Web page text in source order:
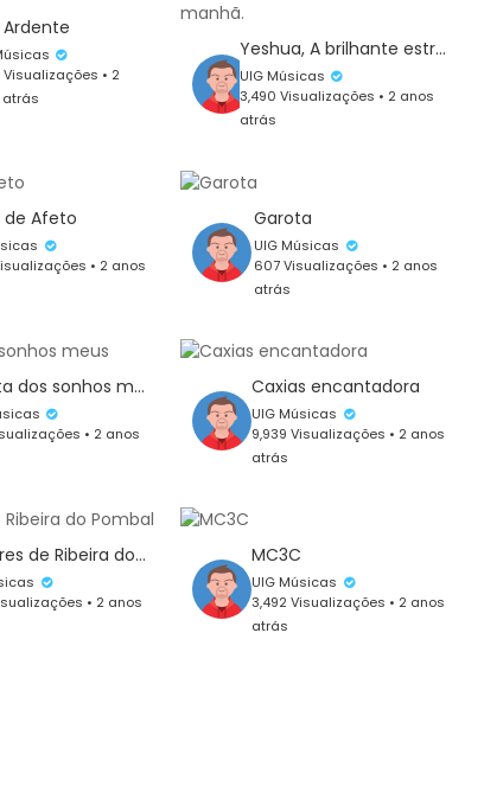
Ardente
Visualizações • 2
atrás
Yeshua, A brilhante estrela da manhã.
UIG Músicas
3,490 Visualizações • 2 anos
atrás
de Afeto
• 2 anos
Garota
UIG Músicas
607 Visualizações • 2 anos
atrás
Garota dos sonhos meus
• 2 anos
Caxias encantadora
UIG Músicas
9,939 Visualizações • 2 anos
atrás
Mulheres de Ribeira do Pombal
• 2 anos
MC3C
UIG Músicas
3,492 Visualizações • 2 anos
atrás